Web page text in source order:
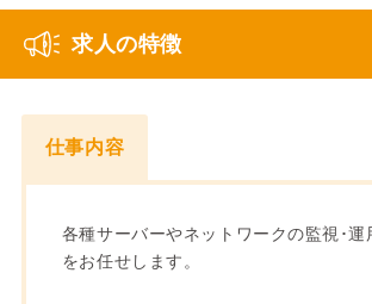
求人の特徴
仕事内容
各種サーバーやネットワークの監視･運
をお任せします。